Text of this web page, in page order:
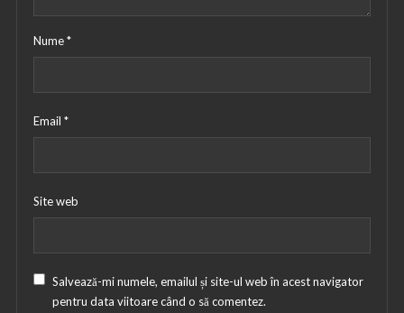
Nume*
Email *
Site web
Salvează-mi numele, emailul și site-ul web în acest navigator
pentru data viitoare când o să comentez.